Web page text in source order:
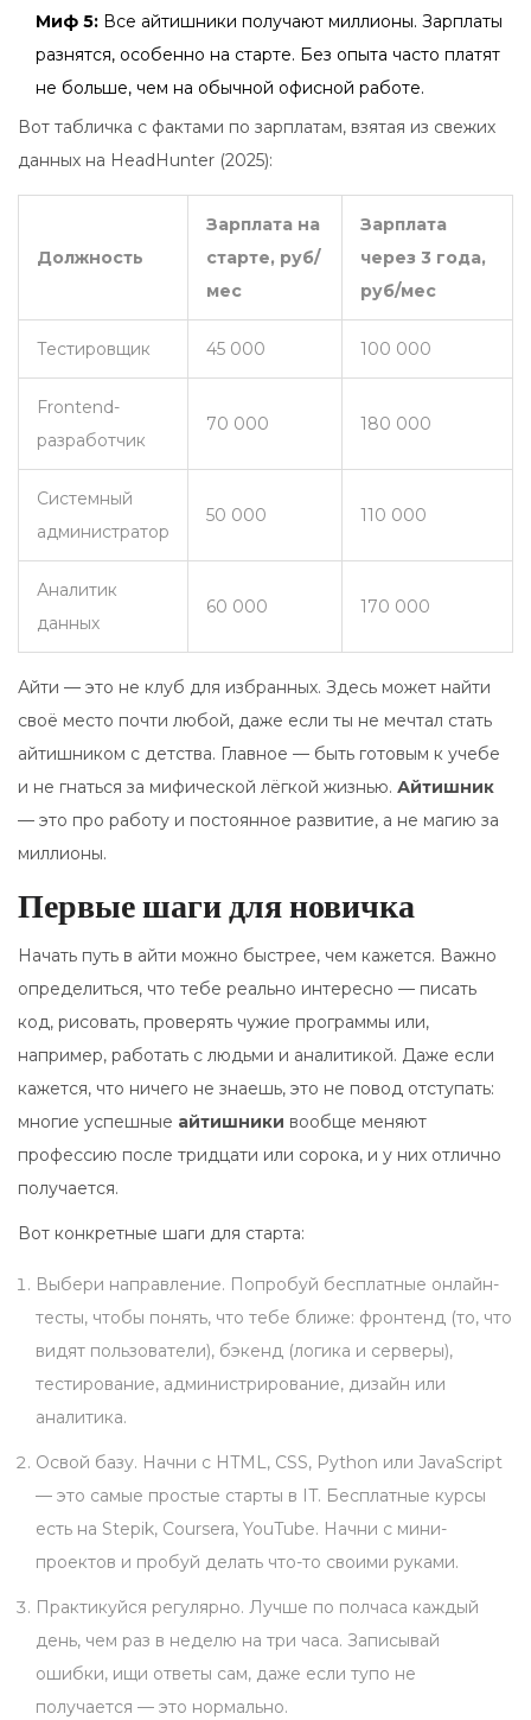
Миф 5: Все айтишники получают миллионы. Зарплаты
разнятся, особенно на старте. Без опыта часто платят
не больше, чем на обычной офисной работе.
Вот табличка с фактами по зарплатам, взятая из свежих
данных на HeadHunter (2025):
Должность
Зарплата на
старте, руб/
мес
Зарплата
через 3 года,
руб/мес
Тестировщик 45 000 100 000
Frontend-
разработчик
70 000 180 000
Системный
администратор
50 000 110 000
Аналитик
данных
60 000 170 000
Айти — это не клуб для избранных. Здесь может найти
своё место почти любой, даже если ты не мечтал стать
айтишником с детства. Главное — быть готовым к учебе
и не гнаться за мифической лёгкой жизнью. Айтишник
— это про работу и постоянное развитие, а не магию за
миллионы.
Первые шаги для новичка
Начать путь в айти можно быстрее, чем кажется. Важно
определиться, что тебе реально интересно — писать
код, рисовать, проверять чужие программы или,
например, работать с людьми и аналитикой. Даже если
кажется, что ничего не знаешь, это не повод отступать:
многие успешные айтишники вообще меняют
профессию после тридцати или сорока, и у них отлично
получается.
Вот конкретные шаги для старта:
Выбери направление. Попробуй бесплатные онлайн-
тесты, чтобы понять, что тебе ближе: фронтенд (то, что
видят пользователи), бэкенд (логика и серверы),
тестирование, администрирование, дизайн или
аналитика.
Освой базу. Начни с HTML, CSS, Python или JavaScript
— это самые простые старты в IT. Бесплатные курсы
есть на Stepik, Coursera, YouTube. Начни с мини-
проектов и пробуй делать что-то своими руками.
Практикуйся регулярно. Лучше по полчаса каждый
день, чем раз в неделю на три часа. Записывай
ошибки, ищи ответы сам, даже если тупо не
получается — это нормально.